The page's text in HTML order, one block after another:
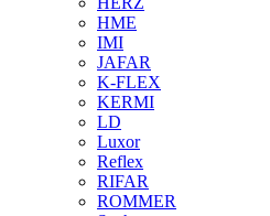
HME
IMI
JAFAR
K-FLEX
KERMI
LD
Luxor
Reflex
RIFAR
ROMMER